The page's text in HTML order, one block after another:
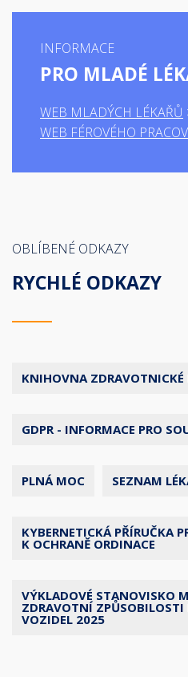
INFORMACE
PRO MLADÉ
WEB MLADÝCH LÉKAŘŮ
WEB FÉROVÉHO
OBLÍBENÉ ODKAZY
RYCHLÉ ODKAZY
KNIHOVNA ZDRAVOTNICKÉ
GDPR - INFORMACE PRO
PLNÁ MOC SEZNAM
KYBERNETICKÁ PŘÍRUČKA
K OCHRANĚ ORDINACE
VÝKLADOVÉ STANOVISKO
ZDRAVOTNÍ
VOZIDEL 2025